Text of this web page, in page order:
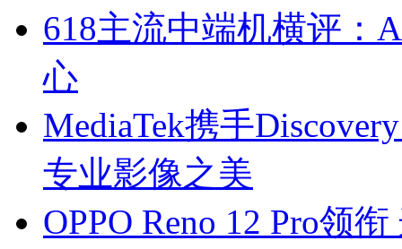
618主流中端机横评：
心
MediaTek携手
专业影像之美
OPPO Reno 12 Pro领